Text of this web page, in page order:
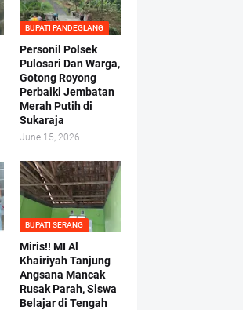
BUPATI PANDEGLANG
Personil Polsek
Pulosari Dan Warga,
Gotong Royong
Perbaiki Jembatan
Merah Putih di
Sukaraja
June 15, 2026
BUPATI SERANG
Miris!! MI Al
Khairiyah Tanjung
Angsana Mancak
Rusak Parah, Siswa
Belajar di Tengah